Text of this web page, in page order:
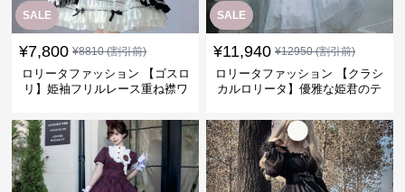
SALE
¥7,800 ¥8810(割引前)
ロリータファッション 【ゴスロ
リ】姫袖フリルレース重ね襟ワ
SALE
¥11,940 ¥12950(割引前)
ロリータファッション 【クラシ
カルロリータ】優雅な姫君のテ